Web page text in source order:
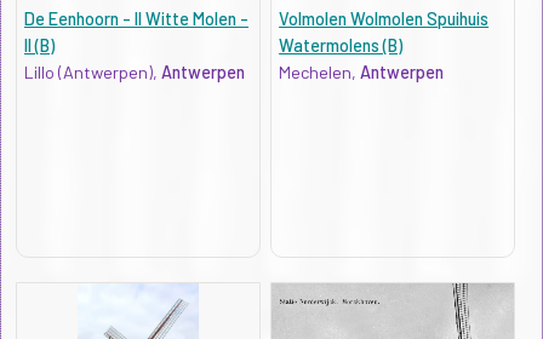
De Eenhoorn - II Witte Molen -
II (B)
Lillo (Antwerpen), Antwerpen
Volmolen Wolmolen Spuihuis
Watermolens (B)
Mechelen,Antwerpen